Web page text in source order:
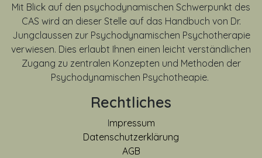
Mit Blick auf den psychodynamischen Schwerpunkt des
CAS wird an dieser Stelle auf das Handbuch von Dr.
Jungclaussen zur Psychodynamischen Psychotherapie
verwiesen. Dies erlaubt Ihnen einen leicht verständlichen
Zugang zu zentralen Konzepten und Methoden der
Psychodynamischen Psychotheapie.
Rechtliches
Impressum
Datenschutzerklärung
AGB